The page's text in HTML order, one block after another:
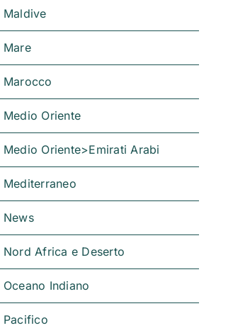
Maldive
Mare
Marocco
Medio Oriente
Medio Oriente>Emirati Arabi
Mediterraneo
News
Nord Africa e Deserto
Oceano Indiano
Pacifico